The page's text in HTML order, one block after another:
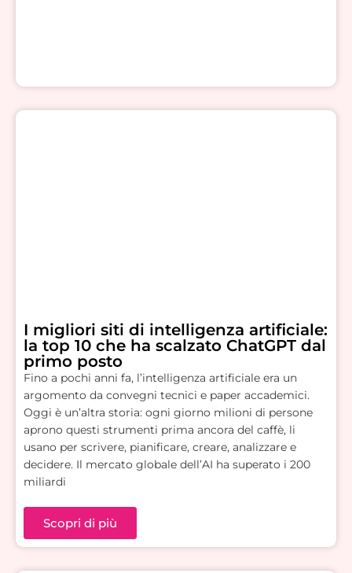
I migliori siti di intelligenza artificiale:
la top 10 che ha scalzato ChatGPT dal
primo posto
Fino a pochi anni fa, l’intelligenza artificiale era un
argomento da convegni tecnici e paper accademici.
Oggi è un’altra storia: ogni giorno milioni di persone
aprono questi strumenti prima ancora del caffè, li
usano per scrivere, pianificare, creare, analizzare e
decidere. Il mercato globale dell’AI ha superato i 200
miliardi
Scopri di più